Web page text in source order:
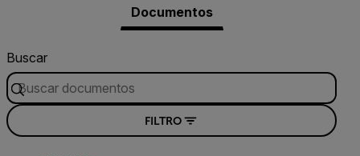
Documentos
Buscar
FILTRO